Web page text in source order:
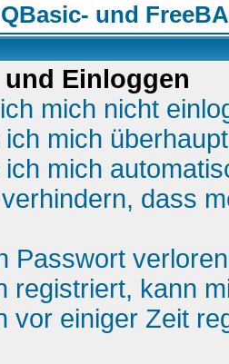
und
Einloggen
mich nicht
mich
mich
dass
Passwort
registriert, kann
vor einiger Zeit